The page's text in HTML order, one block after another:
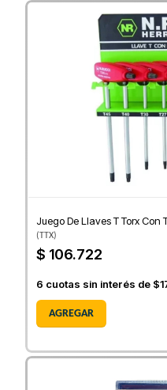
Juego De Llaves T Torx Con
( TTX)
$ 106.722
6 cuotas sin interés de
AGREGAR